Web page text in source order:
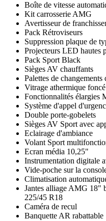
Boîte de vitesse
Kit carrosserie AMG
Avertisseur de
Pack Rétroviseurs
Suppression plaque de
Projecteurs LED hautes
Pack Sport Black
Sièges AV chauffants
Palettes de changements
Vitrage athermique foncé
Fonctionnalités élargies
Système d'appel
Double porte-gobelets
Sièges AV Sport avec
Eclairage d'ambiance
Volant Sport
Ecran média 10,25"
Instrumentation digitale
Vide-poche sur la
Climatisation
Jantes alliage AMG 18"
225/45 R18
Caméra de recul
Banquette AR rabattable